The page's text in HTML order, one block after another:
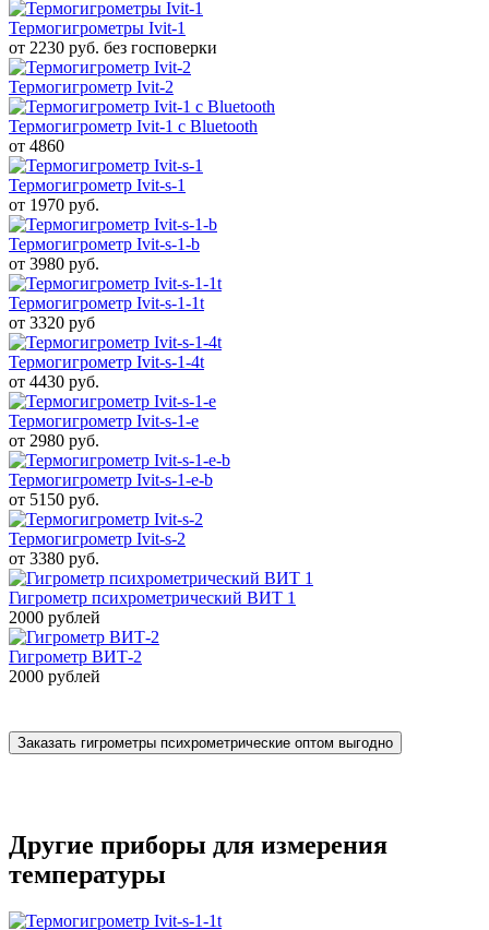
Термогигрометры Ivit-1
от 2230 руб. без госповерки
Термогигрометр Ivit-2
Термогигрометр Ivit-1 c Bluetooth
от 4860
Термогигрометр Ivit-s-1
от 1970 руб.
Термогигрометр Ivit-s-1-b
от 3980 руб.
Термогигрометр Ivit-s-1-1t
от 3320 руб
Термогигрометр Ivit-s-1-4t
от 4430 руб.
Термогигрометр Ivit-s-1-e
от 2980 руб.
Термогигрометр Ivit-s-1-e-b
от 5150 руб.
Термогигрометр Ivit-s-2
от 3380 руб.
Гигрометр психрометрический ВИТ 1
2000 рублей
Гигрометр ВИТ-2
2000 рублей
Заказать гигрометры психрометрические оптом выгодно
Другие приборы для измерения
температуры